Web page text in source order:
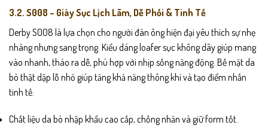
3.2. S008 – Giày Sục Lịch Lãm, Dễ Phối & Tinh Tế
Derby S008 là lựa chọn cho người đàn ông hiện đại yêu thích sự nhẹ
nhàng nhưng sang trọng. Kiểu dáng loafer sục không dây giúp mang
vào nhanh, tháo ra dễ, phù hợp với nhịp sống năng động. Bề mặt da
bò thật dập lỗ nhỏ giúp tăng khả năng thông khí và tạo điểm nhấn
tinh tế.
Chất liệu da bò nhập khẩu cao cấp, chống nhăn và giữ form tốt.